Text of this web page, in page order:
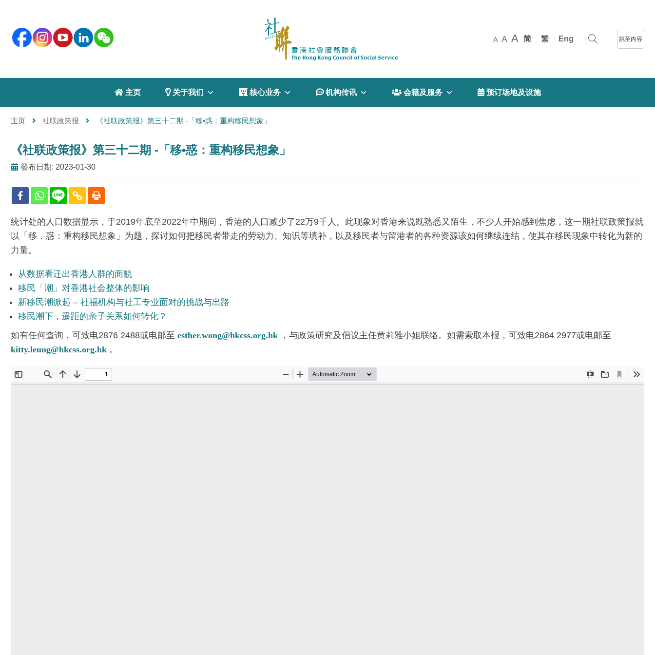
A A A 简 繁 Eng 跳至內容
 主页  关于我们  核心业务  机构传讯  会籍及服务  预订场地及设施
主页 社联政策报 《社联政策报》第三十二期 -「移•惑：重构移民想象」
《社联政策报》第三十二期 -「移•惑：重构移民想象」
發布日期: 2023-01-30
统计处的人口数据显示，于2019年底至2022年中期间，香港的人口减少了22万9千人。此现象对香港来说既熟悉又陌生，不少人开始感到焦虑，这一期社联政策报就
以「移．惑：重构移民想象」为题，探讨如何把移民者带走的劳动力、知识等填补，以及移民者与留港者的各种资源该如何继续连结，使其在移民现象中转化为新的
力量。
从数据看迁出香港人群的面貌
移民「潮」对香港社会整体的影响
新移民潮掀起 – 社福机构与社工专业面对的挑战与出路
移民潮下，遥距的亲子关系如何转化？
如有任何查询，可致电2876 2488或电邮至 esther.wong@hkcss.org.hk ，与政策研究及倡议主任黄莉雅小姐联络。如需索取本报，可致电2864 2977或电邮至
kitty.leung@hkcss.org.hk 。